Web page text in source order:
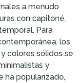
a menudo
con capitoné,
Para
los
colores sólidos se
y
ha popularizado,